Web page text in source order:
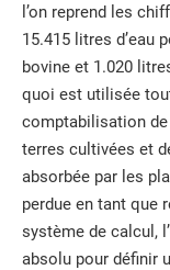
l’on reprend les
15.415 litres d’eau
bovine et 1.020
quoi est utilisée
comptabilisation de
terres cultivées et
absorbée par les
perdue en tant que
système de calcul,
absolu pour définir